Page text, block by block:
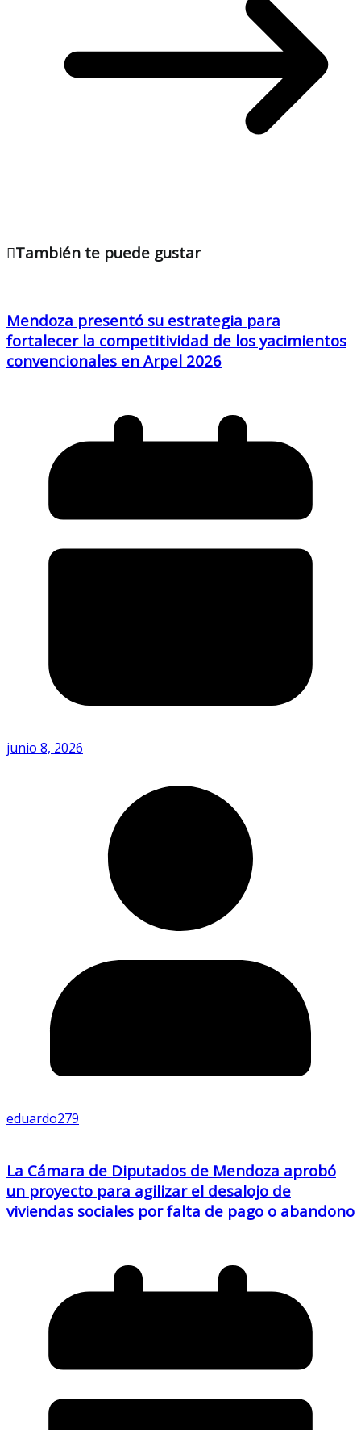
También te puede gustar
Mendoza presentó su estrategia para
fortalecer la competitividad de los yacimientos
convencionales en Arpel 2026
junio 8, 2026
eduardo279
La Cámara de Diputados de Mendoza aprobó
un proyecto para agilizar el desalojo de
viviendas sociales por falta de pago o abandono